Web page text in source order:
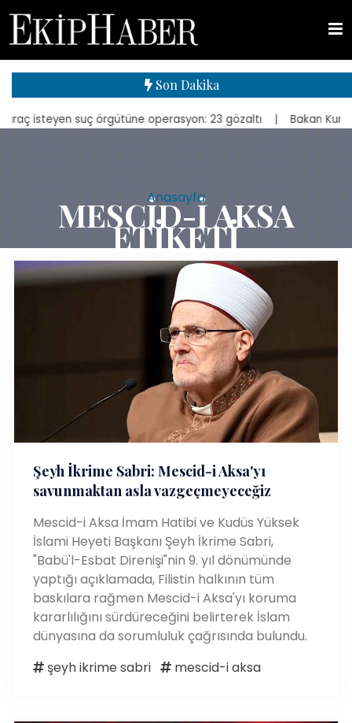
Son Dakika
suç örgütüne operasyon: 23 gözaltı | Bakan Kurum, yeniden
MESCID-I AKSA
ETIKETI
Anasayfa
Şeyh İkrime Sabri: Mescid-i Aksa'yı
savunmaktan asla vazgeçmeyeceğiz
Mescid-i Aksa İmam Hatibi ve Kudüs Yüksek
İslami Heyeti Başkanı Şeyh İkrime Sabri,
"Babü'l-Esbat Direnişi"nin 9. yıl dönümünde
yaptığı açıklamada, Filistin halkının tüm
baskılara rağmen Mescid-i Aksa'yı koruma
kararlılığını sürdüreceğini belirterek İslam
dünyasına da sorumluluk çağrısında bulundu.
şeyh ikrime sabri
mescid-i aksa